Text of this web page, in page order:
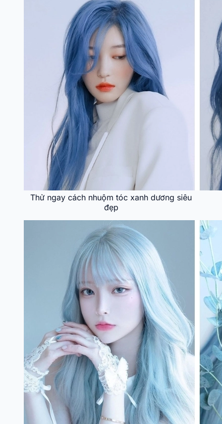
Thử ngay cách nhuộm tóc xanh dương siêu
đẹp